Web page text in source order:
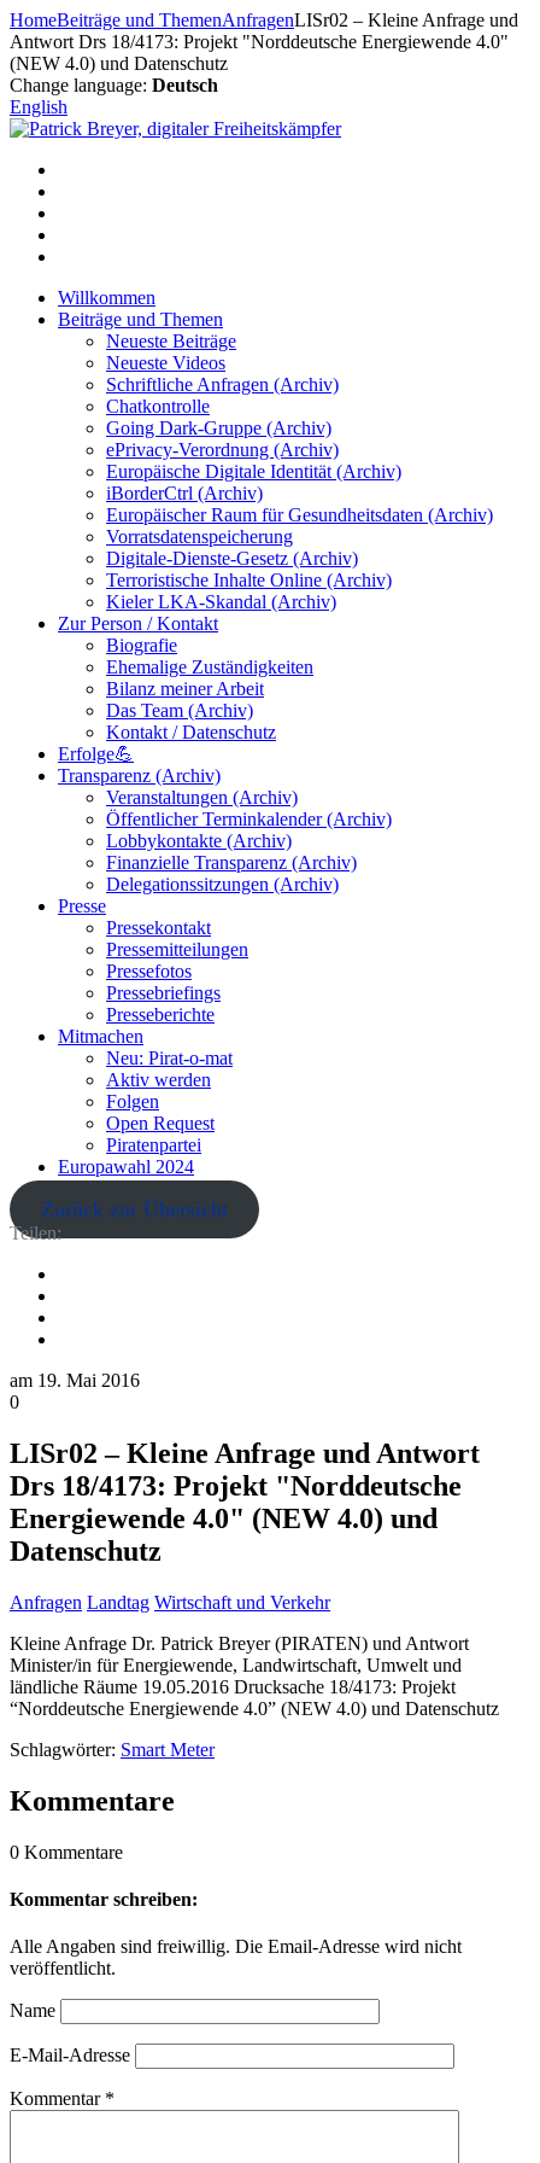
Zum
Inhalt
springen
HomeBeiträge und ThemenAnfragenLISr02 – Kleine Anfrage und
Antwort Drs 18/4173: Projekt "Norddeutsche Energiewende 4.0"
(NEW 4.0) und Datenschutz
Change language: Deutsch
English
Willkommen
Beiträge und Themen
Neueste Beiträge
Neueste Videos
Schriftliche Anfragen (Archiv)
Chatkontrolle
Going Dark-Gruppe (Archiv)
ePrivacy-Verordnung (Archiv)
Europäische Digitale Identität (Archiv)
iBorderCtrl (Archiv)
Europäischer Raum für Gesundheitsdaten (Archiv)
Vorratsdatenspeicherung
Digitale-Dienste-Gesetz (Archiv)
Terroristische Inhalte Online (Archiv)
Kieler LKA-Skandal (Archiv)
Zur Person / Kontakt
Biografie
Ehemalige Zuständigkeiten
Bilanz meiner Arbeit
Das Team (Archiv)
Kontakt / Datenschutz
Erfolge💪
Transparenz (Archiv)
Veranstaltungen (Archiv)
Öffentlicher Terminkalender (Archiv)
Lobbykontakte (Archiv)
Finanzielle Transparenz (Archiv)
Delegationssitzungen (Archiv)
Presse
Pressekontakt
Pressemitteilungen
Pressefotos
Pressebriefings
Presseberichte
Mitmachen
Neu: Pirat-o-mat
Aktiv werden
Folgen
Open Request
Piratenpartei
Europawahl 2024
Zurück zur Übersicht
Teilen:
am 19. Mai 2016
0
LISr02 – Kleine Anfrage und Antwort
Drs 18/4173: Projekt "Norddeutsche
Energiewende 4.0" (NEW 4.0) und
Datenschutz
Anfragen Landtag Wirtschaft und Verkehr
Kleine Anfrage Dr. Patrick Breyer (PIRATEN) und Antwort
Minister/in für Energiewende, Landwirtschaft, Umwelt und
ländliche Räume 19.05.2016 Drucksache 18/4173: Projekt
“Norddeutsche Energiewende 4.0” (NEW 4.0) und Datenschutz
Schlagwörter: Smart Meter
Kommentare
0 Kommentare
Kommentar schreiben:
Alle Angaben sind freiwillig. Die Email-Adresse wird nicht
veröffentlicht.
Name
E-Mail-Adresse
Kommentar *